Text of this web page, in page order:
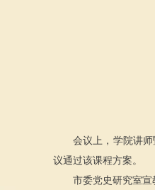
会议上，学院讲
议通过该课程方案。
市委党史研究室